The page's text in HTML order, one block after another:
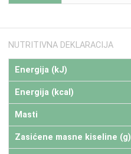
NUTRITIVNA DEKLARACIJA
Energija (kJ)
Energija (kcal)
Masti
Zasićene masne kiseline (g)